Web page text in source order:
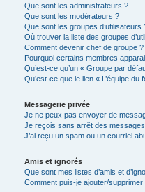
Que sont les administrateurs ?
Que sont les modérateurs ?
Que sont les groupes d’utilisateurs
Où trouver la liste des groupes
Comment devenir chef de groupe ?
Pourquoi certains membres
Qu’est-ce qu’un « Groupe par
Qu’est-ce que le lien « L’équipe du
Messagerie privée
Je ne peux pas envoyer de
Je reçois sans arrêt des
J’ai reçu un spam ou un courriel
Amis et ignorés
Que sont mes listes d’amis et
Comment puis-je ajouter/supprimer